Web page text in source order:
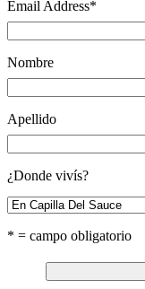
Email Address*
Nombre
Apellido
¿Donde vivís?
* = campo obligatorio